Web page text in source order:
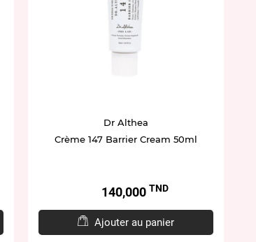
Dr Althea
Crème 147 Barrier Cream 50ml
Prix140,000 TND
Ajouter au panier